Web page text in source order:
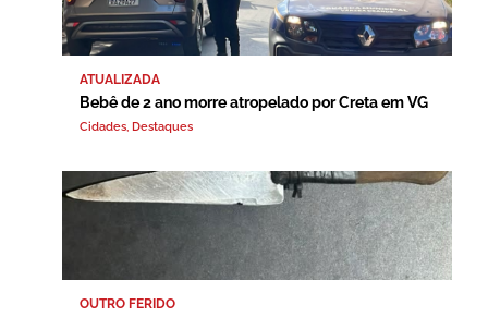
ATUALIZADA
Bebê de 2 ano morre atropelado por Creta em VG
Cidades, Destaques
OUTRO FERIDO